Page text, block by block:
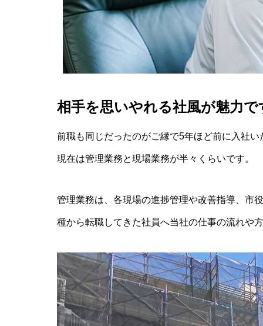
相手を思いやれる社風が魅力で
前職も同じだったのがご縁で5年ほど前に入社い
現在は管理業務と現場業務が半々くらいです。
管理業務は、各現場の進捗管理や改善指導、市
種から転職してきた社員へ当社の仕事の流れや